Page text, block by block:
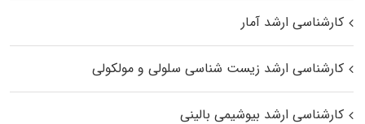
کارشناسی ارشد آمار
کارشناسی ارشد زیست شناسی سلولی و مولکولی
کارشناسی ارشد بیوشیمی بالینی